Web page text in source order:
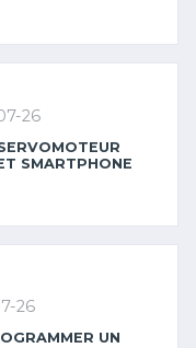
26
SMARTPHONE
26
UN